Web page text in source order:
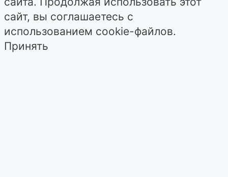
сайт, вы соглашаетесь с
использованием cookie-файлов.
Принять